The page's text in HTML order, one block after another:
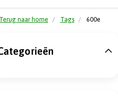
Terug naar home Tags 600e